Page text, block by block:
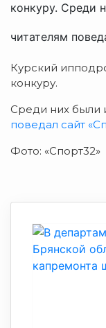
конкуру. Среди
читателям
Курский
конкуру.
Среди них были
поведал сайт
Фото: «Спорт32»